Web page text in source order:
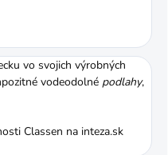
vo svojich výrobných
vodeodolné podlahy,
Classen na inteza.sk